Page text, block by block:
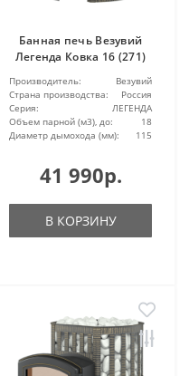
Банная печь Везувий
Легенда Ковка 16 (271)
Производитель:
Везувий
Страна производства:
Россия
Серия:
ЛЕГЕНДА
Объем парной (м3), до:
18
Диаметр дымохода (мм):
115
41 990р.
В КОРЗИНУ